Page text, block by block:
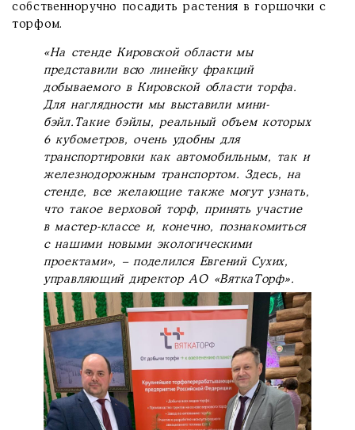
собственноручно посадить растения в горшочки с
торфом.
«На стенде Кировской области мы
представили всю линейку фракций
добываемого в Кировской области торфа.
Для наглядности мы выставили мини-
бэйл.Такие бэйлы, реальный объем которых
6 кубометров, очень удобны для
транспортировки как автомобильным, так и
железнодорожным транспортом. Здесь, на
стенде, все желающие также могут узнать,
что такое верховой торф, принять участие
в мастер-классе и, конечно, познакомиться
с нашими новыми экологическими
проектами», – поделился Евгений Сухих,
управляющий директор АО «ВяткаТорф».